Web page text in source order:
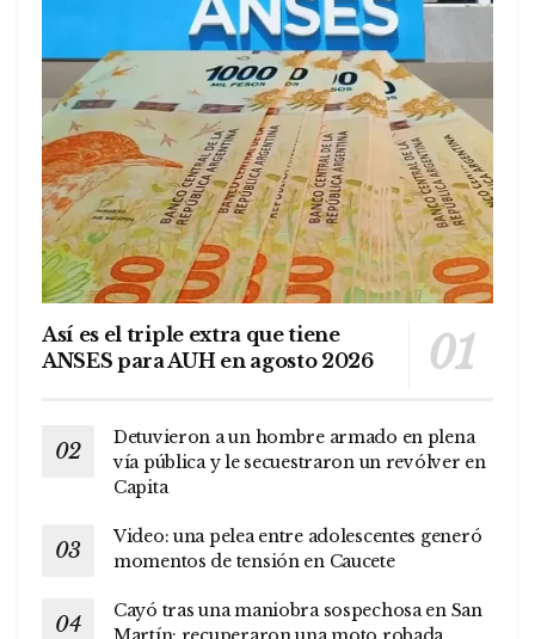
Así es el triple extra que tiene
ANSES para AUH en agosto 2026
Detuvieron a un hombre armado en plena
vía pública y le secuestraron un revólver en
Capita
Video: una pelea entre adolescentes generó
momentos de tensión en Caucete
Cayó tras una maniobra sospechosa en San